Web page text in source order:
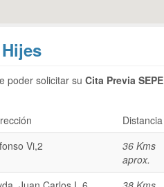
poder solicitar su Cita Previa SEPE
Distancia
Vi,2
36 Kms
aprox.